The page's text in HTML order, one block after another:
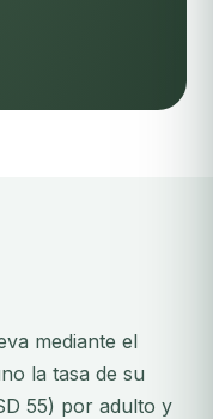
mediante el
la tasa de su
55) por adulto y